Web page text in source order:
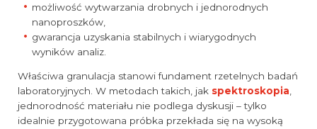
możliwość wytwarzania drobnych i jednorodnych
nanoproszków,
gwarancja uzyskania stabilnych i wiarygodnych
wyników analiz.
Właściwa granulacja stanowi fundament rzetelnych badań
laboratoryjnych. W metodach takich, jak spektroskopia,
jednorodność materiału nie podlega dyskusji – tylko
idealnie przygotowana próbka przekłada się na wysoką